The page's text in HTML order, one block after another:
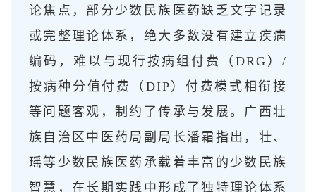
论焦点，部分少数民族医药缺乏文字记录
或完整理论体系，绝大多数没有建立疾病
编码，难以与现行按病组付费（DRG）/
按病种分值付费（DIP）付费模式相衔接
等问题客观，制约了传承与发展。广西壮
族自治区中医药局副局长潘霜指出，壮、
瑶等少数民族医药承载着丰富的少数民族
智慧，在长期实践中形成了独特理论体系